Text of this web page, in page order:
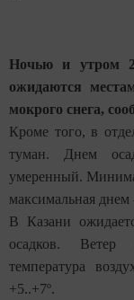
Ночью и утром 2
ожидаются
мокрого снега,
Кроме того, в
туман. Днем
умеренный.
максимальная днем
В Казани
осадков. Ветер
температура
+5..+7º.